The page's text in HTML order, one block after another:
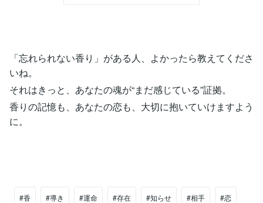
「忘れられない香り」がある人、よかったら教えてくださ
いね。
それはきっと、あなたの魂が“まだ感じている”証拠。
香りの記憶も、あなたの恋も、大切に抱いていけますよう
に。
#香 #導き #運命 #存在 #知らせ #相手 #恋